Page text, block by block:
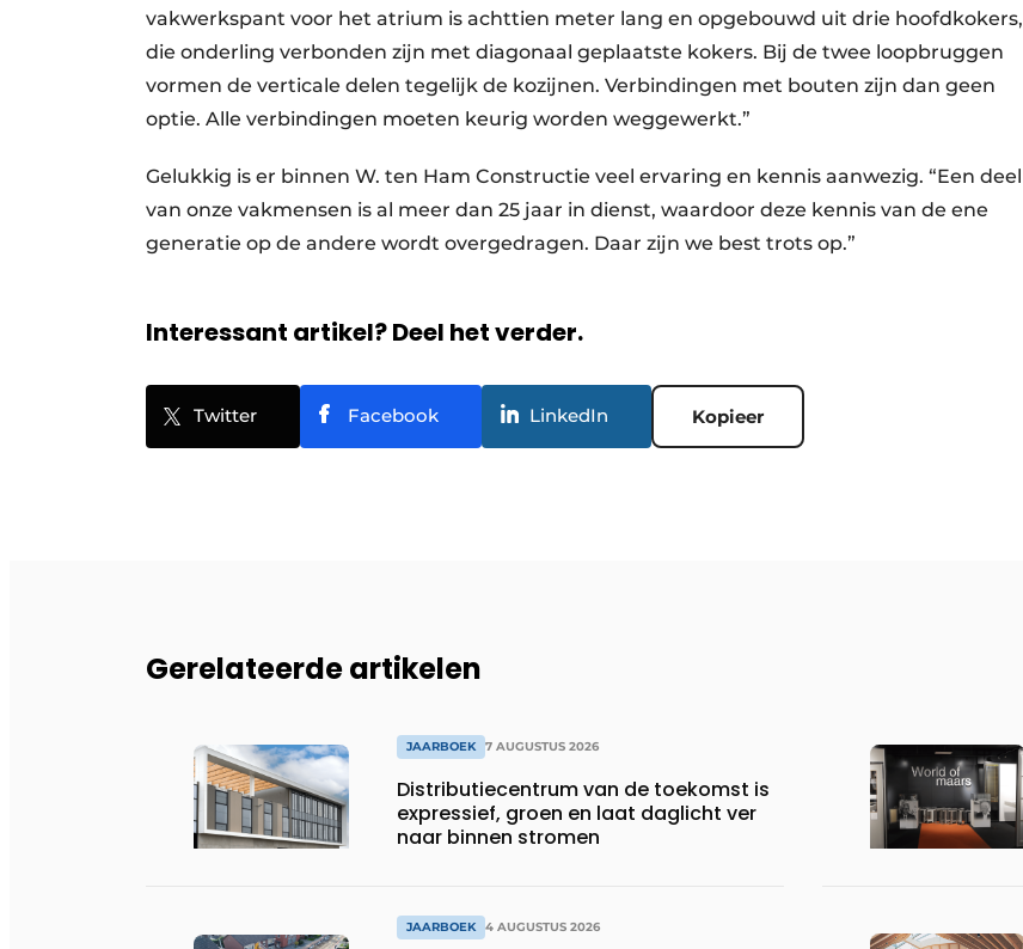
vakwerkspant voor het atrium is achttien meter lang en opgebouwd uit drie hoofdkokers,
die onderling verbonden zijn met diagonaal geplaatste kokers. Bij de twee loopbruggen
vormen de verticale delen tegelijk de kozijnen. Verbindingen met bouten zijn dan geen
optie. Alle verbindingen moeten keurig worden weggewerkt.”
Gelukkig is er binnen W. ten Ham Constructie veel ervaring en kennis aanwezig. “Een deel
van onze vakmensen is al meer dan 25 jaar in dienst, waardoor deze kennis van de ene
generatie op de andere wordt overgedragen. Daar zijn we best trots op.”
Interessant artikel? Deel het verder.
Twitter Facebook LinkedIn Kopieer
Gerelateerde artikelen
JAARBOEK 7 AUGUSTUS 2026
Distributiecentrum van de toekomst is
expressief, groen en laat daglicht ver
naar binnen stromen
JAARBOEK 4 AUGUSTUS 2026